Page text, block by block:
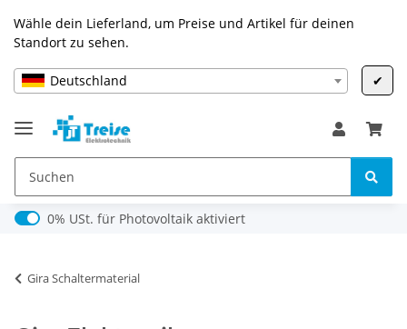
Wähle dein Lieferland, um Preise und Artikel für deinen
Standort zu sehen.
Deutschland ✔
0% USt. für Photovoltaik (§ 12 Abs. 3 UStG)
0% USt. für Photovoltaik aktiviert
Gira Schaltermaterial